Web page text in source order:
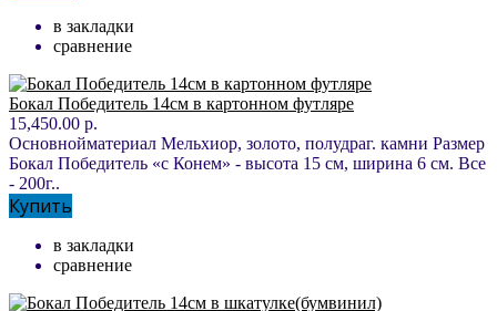
в закладки
сравнение
Бокал Победитель 14см в картонном футляре
15,450.00 р.
Основнойматериал Мельхиор, золото, полудраг. камни Размер
Бокал Победитель «с Конем» - высота 15 см, ширина 6 см. Все
- 200г..
Купить
в закладки
сравнение